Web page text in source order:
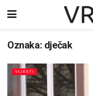
Oznaka: dječak
VIJESTI